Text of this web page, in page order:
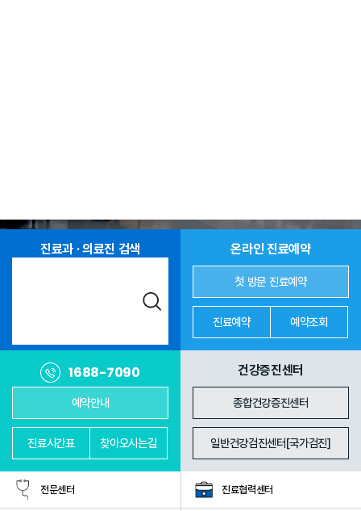
진료과 · 의료진 검색
진료과 의료진
온라인 진료예약
첫 방문 진료예약
진료예약 예약조회
1688-7090
예약안내
진료시간표 찾아오시는길
건강증진센터
종합건강증진센터
일반건강검진센터[국가검진]
전문센터 진료협력센터